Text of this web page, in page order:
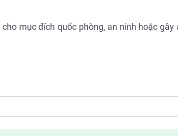
mục đích quốc phòng, an ninh hoặc